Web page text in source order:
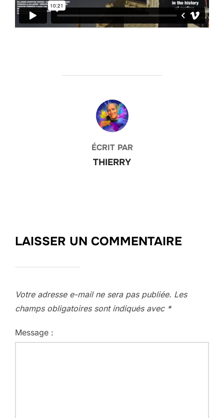
AUTEUR DE LA PUBLICATION
ÉCRIT PAR
THIERRY
LAISSER UN COMMENTAIRE
Votre adresse e-mail ne sera pas publiée. Les
champs obligatoires sont indiqués avec *
Message :